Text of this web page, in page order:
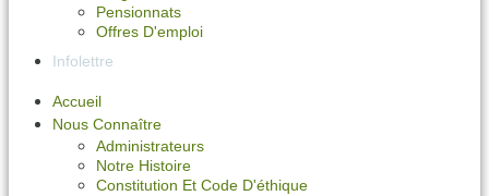
Pensionnats
Offres D'emploi
Infolettre
Accueil
Nous Connaître
Administrateurs
Notre Histoire
Constitution Et Code D'éthique